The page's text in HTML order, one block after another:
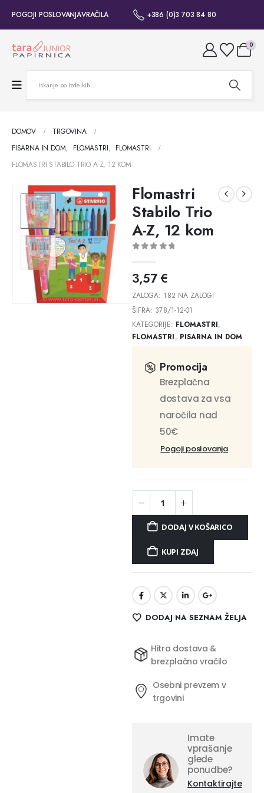
POGOJI POSLOVANJAVRAČILA +386 (0)3 703 84 80
0
DOMOV
TRGOVINA
PISARNA IN DOM, FLOMASTRI, FLOMASTRI
FLOMASTRI STABILO TRIO A-Z, 12 KOM
Flomastri
Stabilo Trio
A-Z, 12 kom
3,57€
ZALOGA: 182 NA ZALOGI
ŠIFRA: 378/1-12-01
KATEGORIJE: FLOMASTRI,
FLOMASTRI, PISARNA IN DOM
Promocija
Brezplačna
dostava za vsa
naročila nad
50€
Pogoji poslovanja
DODAJ V KOŠARICO
KUPI ZDAJ
DODAJ NA SEZNAM ŽELJA
Hitra dostava &
brezplačno vračilo
Osebni prevzem v
trgovini
Imate
vprašanje
glede
ponudbe?
Kontaktirajte